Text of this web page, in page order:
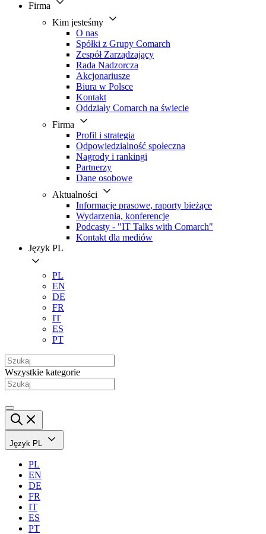
Firma
Kim jesteśmy
O nas
Spółki z Grupy Comarch
Zespół Zarządzający
Rada Nadzorcza
Akcjonariusze
Biura w Polsce
Kontakt
Oddziały Comarch na świecie
Firma
Profil i strategia
Odpowiedzialność społeczna
Nagrody i rankingi
Partnerzy
Dane osobowe
Aktualności
Informacje prasowe, raporty bieżące
Wydarzenia, konferencje
Podcasty - "IT Talks with Comarch"
Kontakt dla mediów
Język PL
PL
EN
DE
FR
IT
ES
PT
Wszystkie kategorie
Język PL
PL
EN
DE
FR
IT
ES
PT